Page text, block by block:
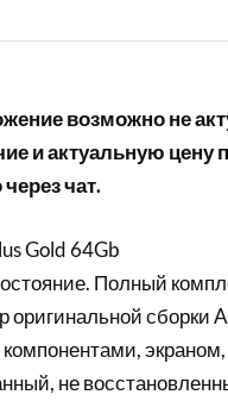
возможно не
и актуальную цену
чат.
Gold 64Gb
Полный
оригинальной сборки
не